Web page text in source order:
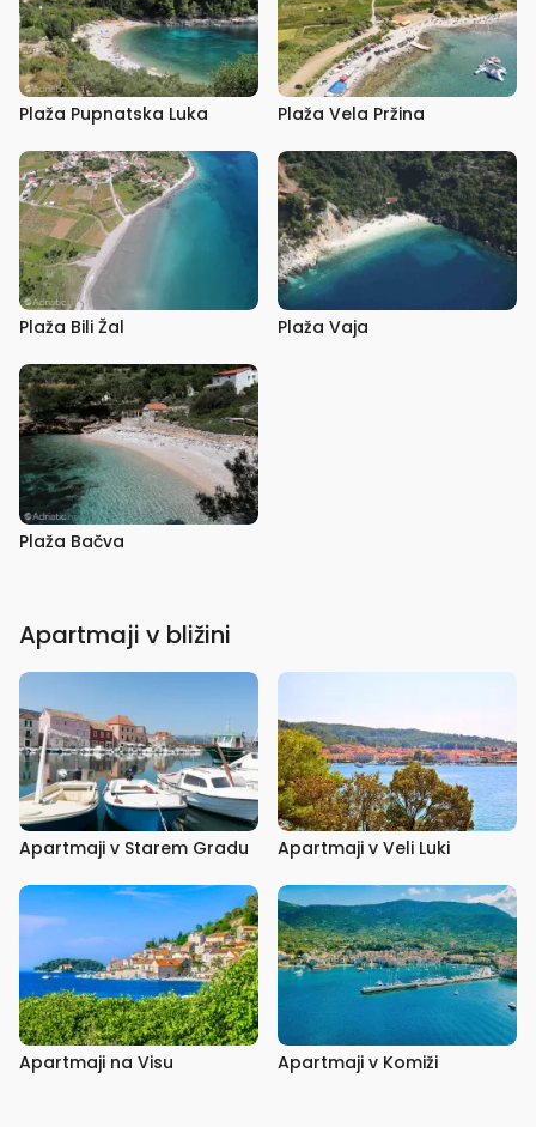
Plaža Pupnatska Luka Plaža Vela Pržina
Plaža Bili Žal Plaža Vaja
Plaža Bačva
Apartmaji v bližini
Apartmaji v Starem Gradu Apartmaji v Veli Luki
Apartmaji na Visu Apartmaji v Komiži